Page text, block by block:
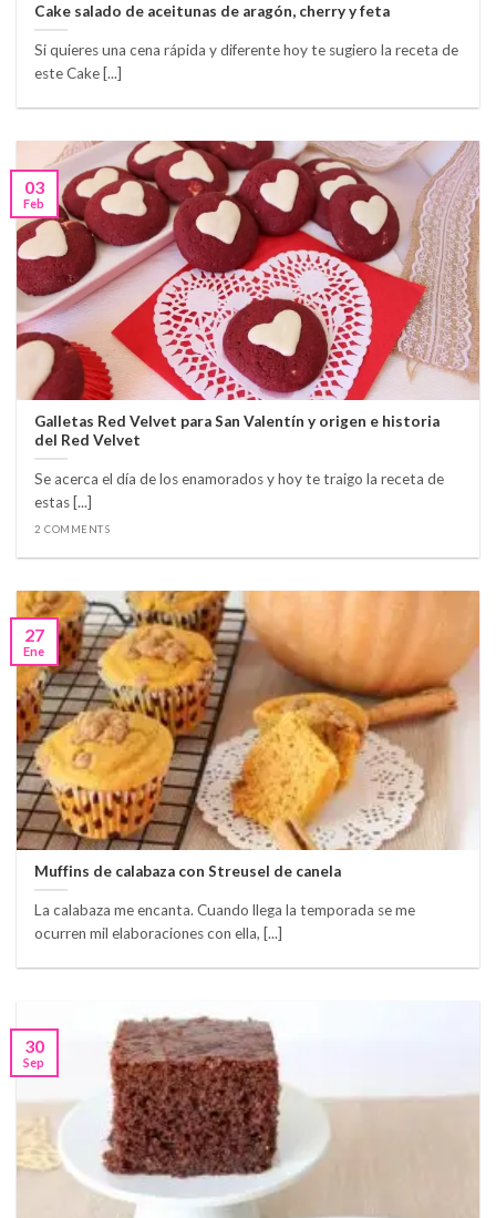
Cake salado de aceitunas de aragón, cherry y feta
Si quieres una cena rápida y diferente hoy te sugiero la receta de
este Cake [...]
Galletas Red Velvet para San Valentín y origen e historia
del Red Velvet
Se acerca el día de los enamorados y hoy te traigo la receta de
estas [...]
2 COMMENTS
03
Feb
Muffins de calabaza con Streusel de canela
La calabaza me encanta. Cuando llega la temporada se me
ocurren mil elaboraciones con ella, [...]
27
Ene
30
Sep